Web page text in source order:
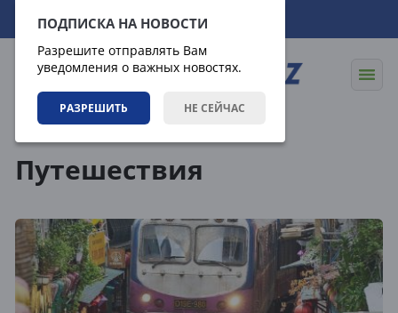
ПОДПИСКА НА НОВОСТИ
Разрешите отправлять Вам
уведомления о важных новостях.
РАЗРЕШИТЬ НЕ СЕЙЧАС
08.08.2026 20:34:44
Путешествия